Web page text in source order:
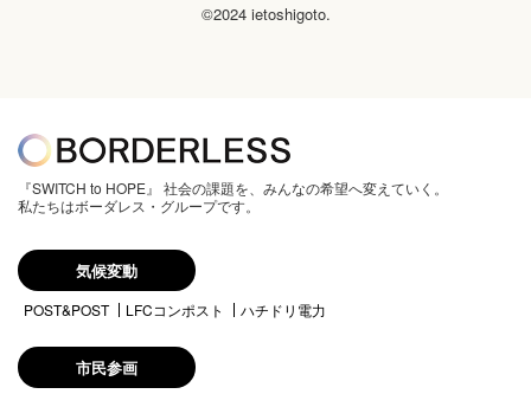
©2024 ietoshigoto.
『SWITCH to HOPE』 社会の課題を、みんなの希望へ変えていく。
私たちはボーダレス・グループです。
気候変動
POST&POST LFCコンポスト ハチドリ電力
市民参画